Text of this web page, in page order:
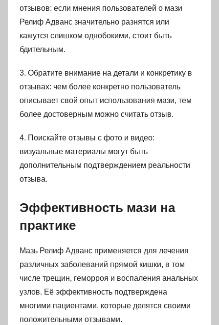
отзывов: если мнения пользователей о мази
Релиф Адванс значительно разнятся или
кажутся слишком однобокими, стоит быть
бдительным.
3. Обратите внимание на детали и конкретику в
отзывах: чем более конкретно пользователь
описывает свой опыт использования мази, тем
более достоверным можно считать отзыв.
4. Поискайте отзывы с фото и видео:
визуальные материалы могут быть
дополнительным подтверждением реальности
отзыва.
Эффективность мази на
практике
Мазь Релиф Адванс применяется для лечения
различных заболеваний прямой кишки, в том
числе трещин, геморроя и воспаления анальных
узлов. Её эффективность подтверждена
многими пациентами, которые делятся своими
положительными отзывами.